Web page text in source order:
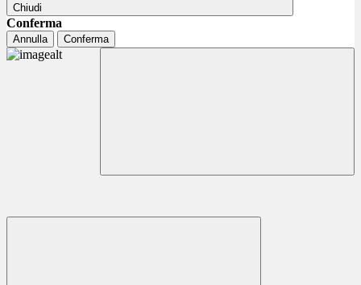
Chiudi
Conferma
Annulla Conferma